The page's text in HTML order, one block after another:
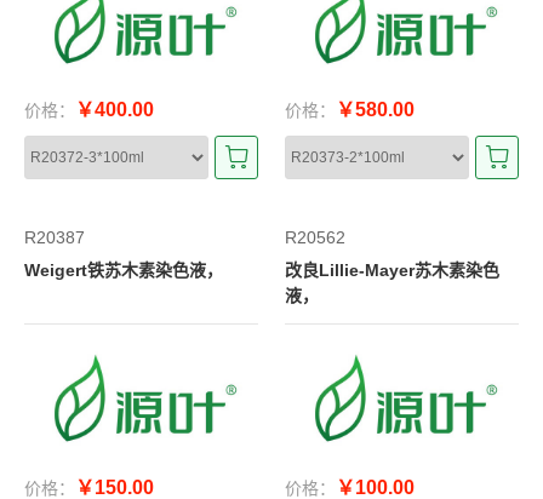
价格： ￥400.00 价格： ￥580.00
R20387
Weigert铁苏木素染色液，
价格： ￥150.00
R20562
改良Lillie-Mayer苏木素染色
液，
价格： ￥100.00